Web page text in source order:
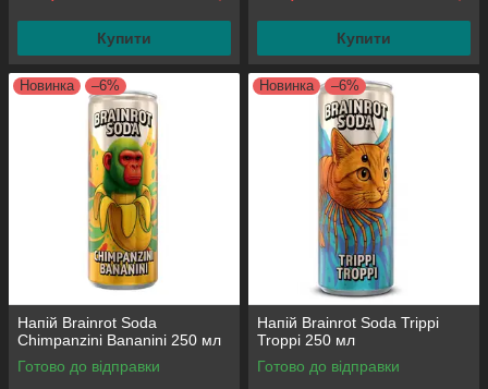
Купити Купити
Новинка –6%
Напій Brainrot Soda
Chimpanzini Bananini 250 мл
Готово до відправки
Новинка –6%
Напій Brainrot Soda Trippi
Troppi 250 мл
Готово до відправки